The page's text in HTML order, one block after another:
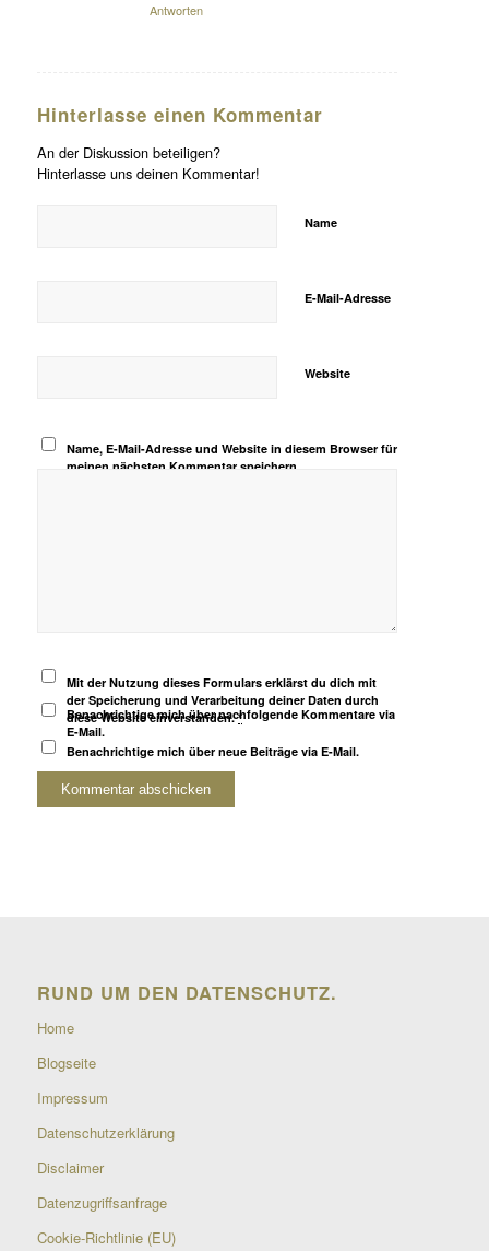
Antworten
Hinterlasse einen Kommentar
An der Diskussion beteiligen?
Hinterlasse uns deinen Kommentar!
Name
E-Mail-Adresse
Website
Name, E-Mail-Adresse und Website in diesem Browser für
meinen nächsten Kommentar speichern.
Mit der Nutzung dieses Formulars erklärst du dich mit
der Speicherung und Verarbeitung deiner Daten durch
diese Website einverstanden.*
Benachrichtige mich über nachfolgende Kommentare via
E-Mail.
Benachrichtige mich über neue Beiträge via E-Mail.
RUND UM DEN DATENSCHUTZ.
Home
Blogseite
Impressum
Datenschutzerklärung
Disclaimer
Datenzugriffsanfrage
Cookie-Richtlinie (EU)